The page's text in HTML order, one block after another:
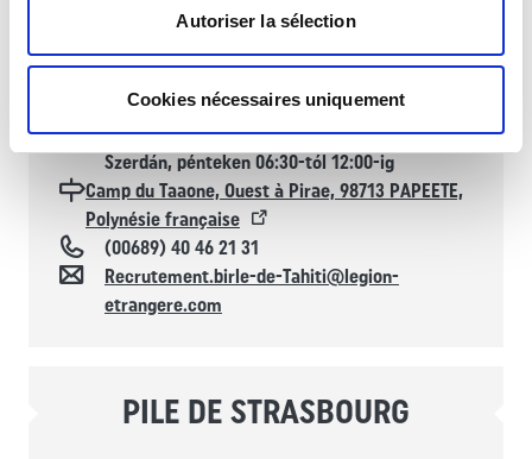
Autoriser la sélection
Cookies nécessaires uniquement
állampolgárságú jelöltek számára fenntartva)
Horaires d'ouverture
Hétfőn, kedden, csütörtökön 07:30-tól 12:00-ig
és 13:00-tól 16:30-ig
Szerdán, pénteken 06:30-tól 12:00-ig
Localisation
Camp du Taaone, Ouest à Pirae, 98713 PAPEETE,
Polynésie française
Téléphone
(00689) 40 46 21 31
Kapcsolat
Recrutement.birle-de-Tahiti@legion-
etrangere.com
PILE DE STRASBOURG